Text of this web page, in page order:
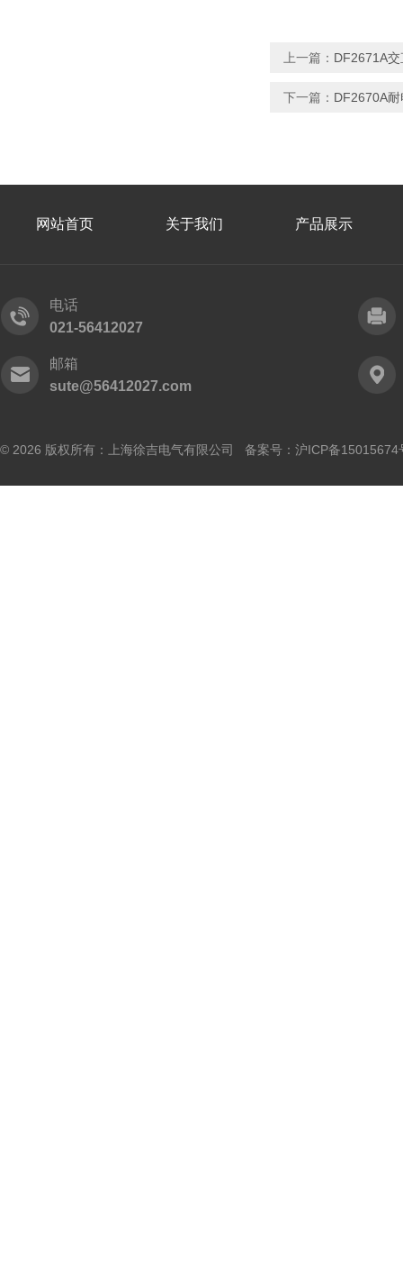
上一篇： DF2671A
下一篇： DF2670A
网站首页 关于我们 产品展示
电话
021-56412027
邮箱
sute@56412027.com
© 2026 版权所有：上海徐吉电气有限公司 备案号： 沪ICP备15015674